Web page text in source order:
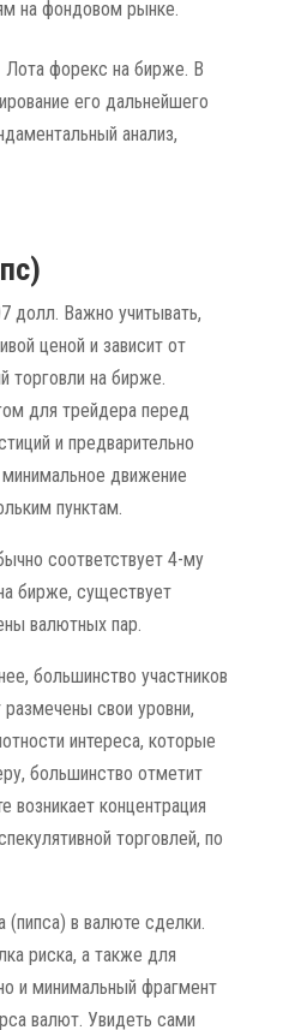
на фондовом рынке.
форекс на бирже. В
его дальнейшего
анализ,
долл. Важно учитывать,
ценой и зависит от
торговли на бирже.
для трейдера перед
и предварительно
движение
пунктам.
соответствует 4-му
бирже, существует
валютных пар.
большинство участников
свои уровни,
интереса, которые
большинство отметит
возникает концентрация
торговлей, по
(пипса) в валюте сделки.
риска, а также для
и минимальный фрагмент
валют. Увидеть сами